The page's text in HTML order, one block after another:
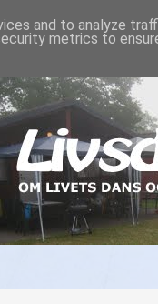
and to analyze
metrics to